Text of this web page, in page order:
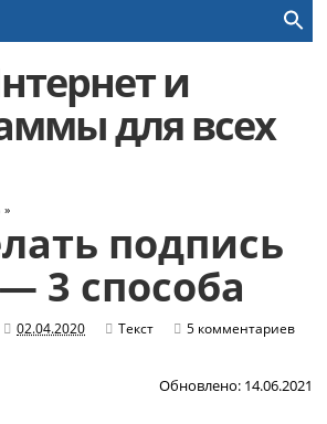
и
для всех
»
подпись
3 способа
02.04.2020 Текст 5 комментариев
Обновлено: 14.06.2021